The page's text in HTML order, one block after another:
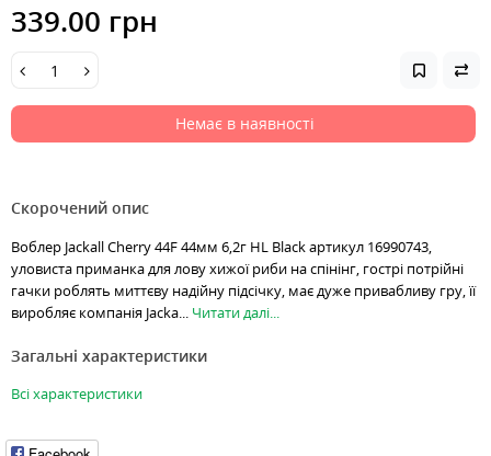
339.00 грн
Немає в наявності
Скорочений опис
Воблер Jackall Cherry 44F 44мм 6,2г HL Black артикул 16990743,
уловиста приманка для лову хижої риби на спінінг, гострі потрійні
гачки роблять миттєву надійну підсічку, має дуже привабливу гру, її
виробляє компанія Jacka... Читати далі...
Загальні характеристики
Всі характеристики